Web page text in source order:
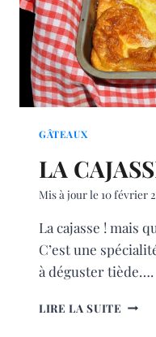
GÂTEAUX
LA
Mis à jour le 10 février
La cajasse ! mais
C’est une
à déguster tiède….
LIRE LA SUITE LA